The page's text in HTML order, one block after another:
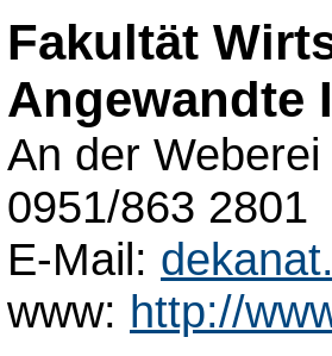
Fakultät
Angewandte
An der
0951/863 2801
E-Mail:
www: http://